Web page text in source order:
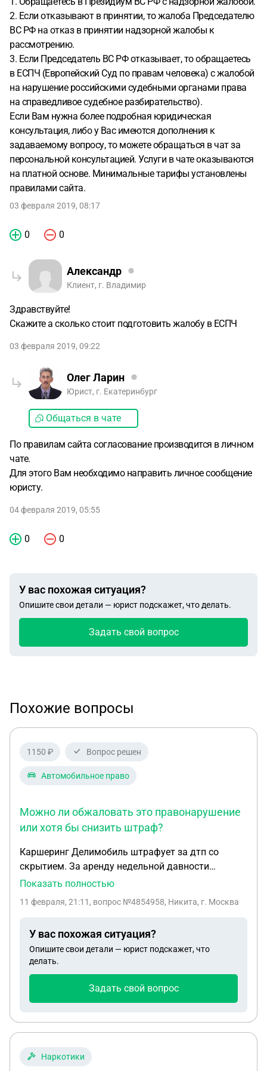
сообщить возможно ли обжаловать отказ ВС РФ
восстанавливать пропущенный срок, если первоначально
направленная кассационная жалоба на имя
Председателя ВС РФ действительно была подана в срок, в
самой жалобе были указаны периоды ее рассмотрения в
суде кассационной инстанции со ссылкой на
Постановление ВС РФ и кому подавать это обращение?
2. Если отказывают в принятии, то жалоба Председателю
ВС РФ на отказ в принятии надзорной жалобы к
рассмотрению.
3. Если Председатель ВС РФ отказывает, то обращаетесь
в ЕСПЧ (Европейский Суд по правам человека) с жалобой
на нарушение российскими судебными органами права
на справедливое судебное разбирательство).
Если Вам нужна более подробная юридическая
консультация, либо у Вас имеются дополнения к
задаваемому вопросу, то можете обращаться в чат за
персональной консультацией. Услуги в чате оказываются
на платной основе. Минимальные тарифы установлены
правилами сайта.
03 февраля 2019, 08:17
0 0
Александр
Клиент, г. Владимир
Здравствуйте!
Скажите а сколько стоит подготовить жалобу в ЕСПЧ
03 февраля 2019, 09:22
Олег Ларин
Юрист, г. Екатеринбург
Общаться в чате
По правилам сайта согласование производится в личном
чате.
Для этого Вам необходимо направить личное сообщение
юристу.
04 февраля 2019, 05:55
0 0
У вас похожая ситуация?
Опишите свои детали — юрист подскажет, что делать.
Задать свой вопрос
Похожие вопросы
1150 ₽ Вопрос решен
Автомобильное право
Можно ли обжаловать это правонарушение
или хотя бы снизить штраф?
Каршеринг Делимобиль штрафует за дтп со
скрытием. За аренду недельной давности
говорят, что либо 60 тыс. до конца дня либо через
заметил (если она и была), дтп не было
разница между фото окончания одной аренды и
другой. Можно ли обжаловать это
правонарушение или хотя бы снизить штраф?
Показать полностью
11 февраля, 21:11 , вопрос №4854958, Никита, г. Москва
У вас похожая ситуация?
Опишите свои детали — юрист подскажет, что
делать.
Задать свой вопрос
Наркотики